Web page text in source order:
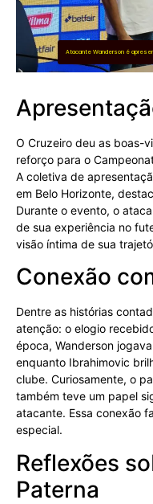
Atacante Wanderson é
O Cruzeiro deu as boas-
reforço para o
A coletiva de
em Belo Horizonte,
Durante o evento, o
de sua experiência no
visão íntima de sua
Conexão
Dentre as histórias
atenção: o elogio
época, Wanderson
enquanto Ibrahimovic
clube. Curiosamente, o
também teve um papel
atacante. Essa conexão
especial.
Reflexões
Paterna